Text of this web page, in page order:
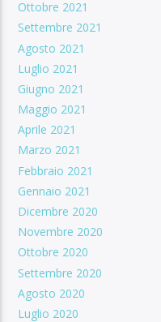
Ottobre 2021
Settembre 2021
Agosto 2021
Luglio 2021
Giugno 2021
Maggio 2021
Aprile 2021
Marzo 2021
Febbraio 2021
Gennaio 2021
Dicembre 2020
Novembre 2020
Ottobre 2020
Settembre 2020
Agosto 2020
Luglio 2020